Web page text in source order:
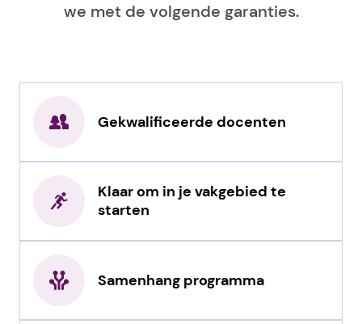
we met de volgende garanties.
Gekwalificeerde docenten
Klaar om in je vakgebied te
starten
Samenhang programma